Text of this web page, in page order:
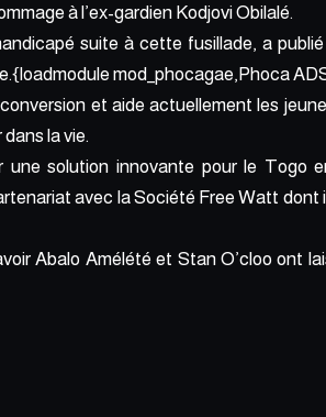
à l’ex-gardien Kodjovi Obilalé.
suite à cette fusillade, a
mod_phocagae,Phoca
et aide actuellement les
la vie.
une solution innovante pour le Togo
avec la Société Free Watt dont
Abalo Amélété et Stan O’cloo ont